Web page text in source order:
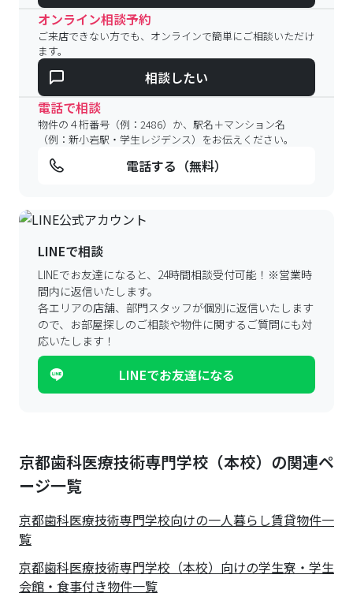
オンライン相談予約
ご来店できない方でも、オンラインで簡単にご相談いただけ
ます。
相談したい
電話で相談
物件の４桁番号（例：2486）か、駅名＋マンション名
（例：新小岩駅・学生レジデンス）をお伝えください。
電話する（無料）
LINEで相談
LINEでお友達になると、24時間相談受付可能！ ※営業時
間内に返信いたします。
各エリアの店舗、部門スタッフが個別に返信いたします
ので、 お部屋探しのご相談や物件に関するご質問にも対
応いたします！
LINEでお友達になる
京都歯科医療技術専門学校（本校）の関連ペ
ージ一覧
京都歯科医療技術専門学校向けの一人暮らし賃貸物件一
覧
京都歯科医療技術専門学校（本校）向けの学生寮・学生
会館・食事付き物件一覧